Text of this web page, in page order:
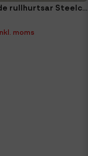
Begagnade rullhurtsar Steelcase med nyckel